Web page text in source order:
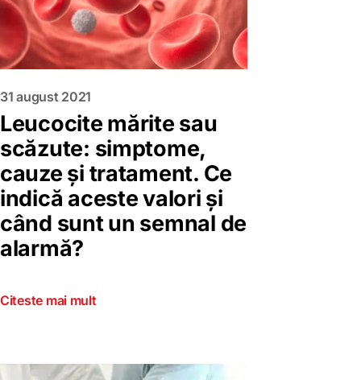
31 august 2021
Leucocite mărite sau
scăzute: simptome,
cauze și tratament. Ce
indică aceste valori și
când sunt un semnal de
alarmă?
Citeste mai mult